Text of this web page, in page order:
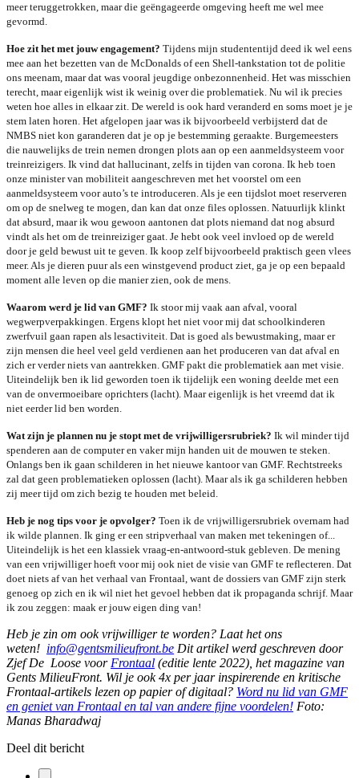
meer teruggetrokken, maar die geëngageerde omgeving heeft me wel mee
gevormd.
Hoe zit het met jouw engagement? Tijdens mijn studententijd deed ik wel eens
mee aan het bezetten van de McDonalds of een Shell-tankstation tot de politie
ons meenam, maar dat was vooral jeugdige onbezonnenheid. Het was misschien
terecht, maar eigenlijk wist ik weinig over die problematiek. Nu wil ik precies
weten hoe alles in elkaar zit. De wereld is ook hard veranderd en soms moet je je
stem laten horen. Het afgelopen jaar was ik bijvoorbeeld verbijsterd dat de
NMBS niet kon garanderen dat je op je bestemming geraakte. Burgemeesters
die nauwelijks de trein nemen drongen plots aan op een aanmeldsysteem voor
treinreizigers. Ik vind dat hallucinant, zelfs in tijden van corona. Ik heb toen
onze minister van mobiliteit aangeschreven met het voorstel om een
aanmeldsysteem voor auto’s te introduceren. Als je een tijdslot moet reserveren
om op de snelweg te mogen, dan kan dat onze files oplossen. Natuurlijk klinkt
dat absurd, maar ik wou gewoon aantonen dat plots niemand dat nog absurd
vindt als het om de treinreiziger gaat. Je hebt ook veel invloed op de wereld
door je geld bewust uit te geven. Ik koop zelf bijvoorbeeld praktisch geen vlees
meer. Als je dieren puur als een winstgevend product ziet, ga je op een bepaald
moment alle leven op die manier zien, ook de mens.
Waarom werd je lid van GMF? Ik stoor mij vaak aan afval, vooral
wegwerpverpakkingen. Ergens klopt het niet voor mij dat schoolkinderen
zwerfvuil gaan rapen als lesactiviteit. Dat is goed als bewustmaking, maar er
zijn mensen die heel veel geld verdienen aan het produceren van dat afval en
zich er verder niets van aantrekken. GMF pakt die problematiek aan met visie.
Uiteindelijk ben ik lid geworden toen ik tijdelijk een woning deelde met een
van de onvermoeibare oprichters (lacht). Maar eigenlijk is het vreemd dat ik
niet eerder lid ben worden.
Wat zijn je plannen nu je stopt met de vrijwilligersrubriek? Ik wil minder tijd
spenderen aan de computer en vaker mijn handen uit de mouwen te steken.
Onlangs ben ik gaan schilderen in het nieuwe kantoor van GMF. Rechtstreeks
zal dat geen problematieken oplossen (lacht). Maar als ik ga schilderen hebben
zij meer tijd om zich bezig te houden met beleid.
Heb je nog tips voor je opvolger? Toen ik de vrijwilligersrubriek overnam had
ik wilde plannen. Ik ging er een stripverhaal van maken met tekeningen of...
Uiteindelijk is het een klassiek vraag-en-antwoord-stuk gebleven. De mening
van een vrijwilliger hoeft voor mij ook niet de visie van GMF te reflecteren. Dat
doet niets af van het verhaal van Frontaal, want de dossiers van GMF zijn sterk
genoeg op zich en ik wil niet het gevoel hebben dat ik propaganda schrijf. Maar
ik zou zeggen: maak er jouw eigen ding van!
Heb je zin om ook vrijwilliger te worden? Laat het ons
weten! info@gentsmilieufront.be Dit artikel werd geschreven door
Zjef De Loose voor Frontaal (editie lente 2022), het magazine van
Gents MilieuFront. Wil je ook 4x per jaar inspirerende en kritische
Frontaal-artikels lezen op papier of digitaal? Word nu lid van GMF
en geniet van Frontaal en tal van andere fijne voordelen! Foto:
Manas Bharadwaj
Deel dit bericht